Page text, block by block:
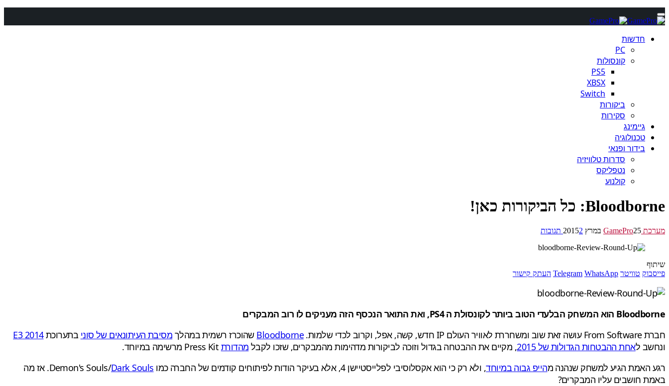
חדשות
PC
קונסולות
PS5
XBSX
Switch
ביקורות
סקירות
גיימינג
טכנולוגיה
בידור ופנאי
סדרות טלוויזיה
נטפליקס
קולנוע
Bloodborne: כל הביקורות כאן!
מערכת GamePro 25 במרץ 2015 2 תגובות
שיתוף
פייסבוק טוויטר Telegram WhatsApp העתק קישור
Bloodborne הוא המשחק הבלעדי הטוב ביותר לקונסולת ה PS4, ואת התואר הנכסף הזה מעניקים לו רוב המבקרים
חברת From Software עושה זאת שוב ומשחררת לאוויר העולם IP חדש, קשה, אפל, וקרוב לכדי שלמות.
Bloodborne שהוכרז רשמית במהלך מסיבת העיתונאים של סוני בתערוכתE3 2014
ונחשב לאחת ההבטחות הגדולות של 2015 , מקיים את ההבטחה בגדול וזוכה לביקורות מדהימות מהמבקרים, שזכו לקבל מהדורת Press Kit מרשימה במיוחד.
רגע האמת הגיע למשחק שנהנה מהייפ גבוה במיוחד, ולא רק כי הוא אקסלוסיבי לפלייסטיישן 4, אלא בעיקר הודות לפיתוחים קודמים של החברה כמו Demon's Souls/ Dark Souls
. אז מה
באמת חושבים עליו המבקרים?